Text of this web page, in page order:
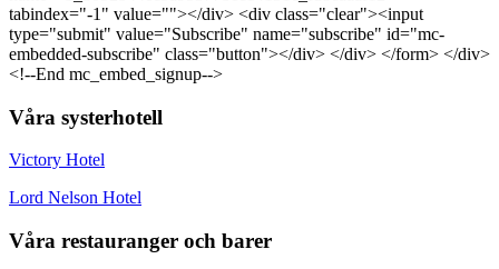
tabindex="-1" value=""></div> <div class="clear"><input
type="submit" value="Subscribe" name="subscribe" id="mc-
embedded-subscribe" class="button"></div> </div> </form> </div>
<!--End mc_embed_signup-->
Våra systerhotell
Victory Hotel
Lord Nelson Hotel
Våra restauranger och barer